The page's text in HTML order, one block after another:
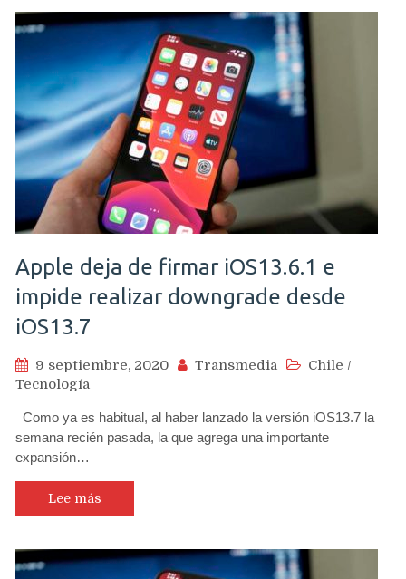
Apple deja de firmar iOS13.6.1 e
impide realizar downgrade desde
iOS13.7
9 septiembre, 2020 Transmedia Chile /
Tecnología
Como ya es habitual, al haber lanzado la versión iOS13.7 la
semana recién pasada, la que agrega una importante
expansión…
Lee más